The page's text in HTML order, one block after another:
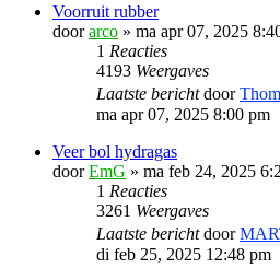
Voorruit rubber
doorarco » ma apr 07, 2025
1 Reacties
4193 Weergaves
Laatste berichtdoor
ma apr 07, 2025 8:00 pm
Veer bol hydragas
doorEmG » ma feb 24, 2025
1 Reacties
3261 Weergaves
Laatste berichtdoor
di feb 25, 2025 12:48 pm